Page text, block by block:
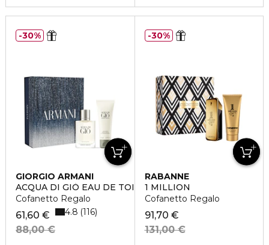
GIORGIO ARMANI
ACQUA DI GIÒ EAU DE TOILETTE
Cofanetto Regalo
61,60 €
88,00 €
4.8 116
30%
RABANNE
1 MILLION
Cofanetto Regalo
91,70 €
131,00 €
30%